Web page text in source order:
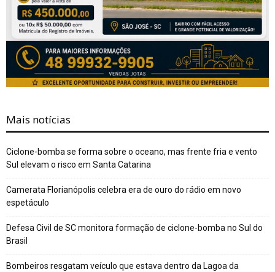
Mais notícias
Ciclone-bomba se forma sobre o oceano, mas frente fria e vento
Sul elevam o risco em Santa Catarina
Camerata Florianópolis celebra era de ouro do rádio em novo
espetáculo
Defesa Civil de SC monitora formação de ciclone-bomba no Sul do
Brasil
Bombeiros resgatam veículo que estava dentro da Lagoa da